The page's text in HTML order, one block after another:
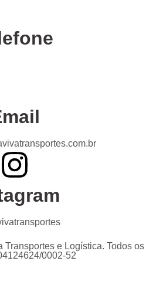
e Logística. Todos os
0002-52